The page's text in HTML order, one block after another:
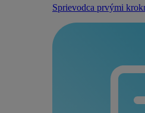
Sprievodca prvými